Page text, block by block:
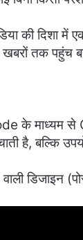
की दिशा में
तक पहुंच
के माध्यम
है, बल्कि
डिजाइन